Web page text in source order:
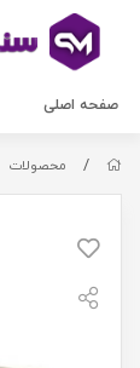
صفحه اصلی
/ محصولات